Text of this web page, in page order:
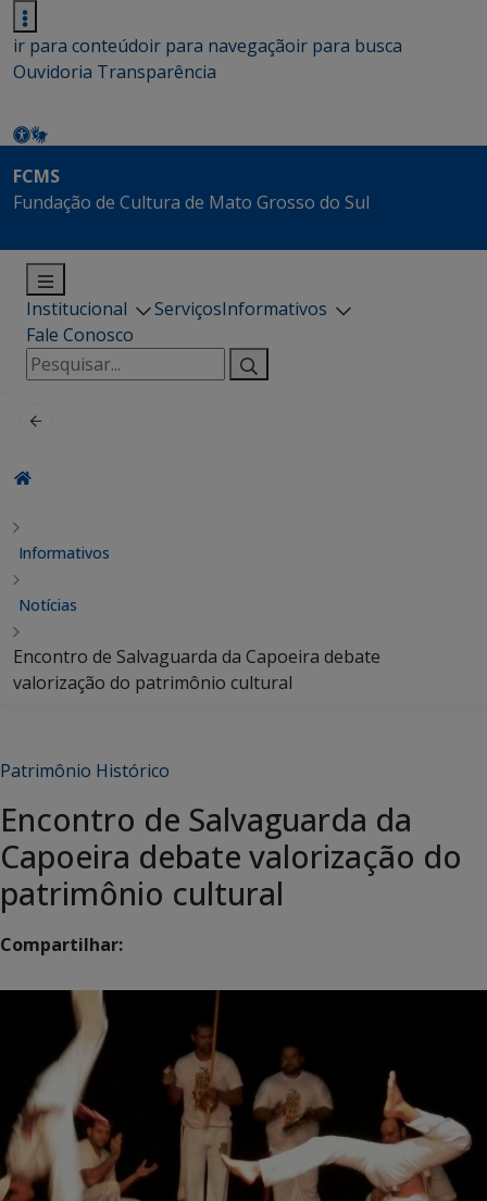
ir para conteúdoir para navegaçãoir para busca
Ouvidoria Transparência
FCMS
Fundação de Cultura de Mato Grosso do Sul
Institucional ServiçosInformativos
Fale Conosco
Pesquisar
por:
Informativos
Notícias
Encontro de Salvaguarda da Capoeira debate
valorização do patrimônio cultural
Patrimônio Histórico
Encontro de Salvaguarda da
Capoeira debate valorização do
patrimônio cultural
Compartilhar: